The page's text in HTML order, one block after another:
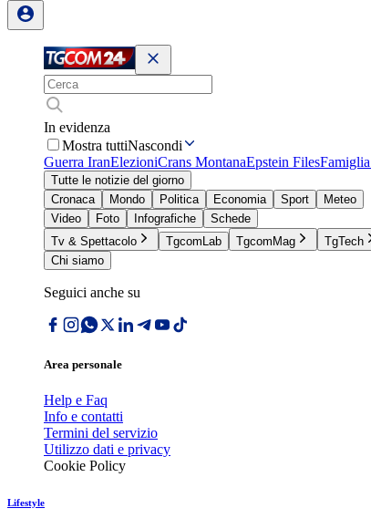
In evidenza
Mostra tuttiNascondi
Guerra IranElezioniCrans MontanaEpstein Files
Tutte le notizie del giorno
Cronaca
Mondo Politica Economia Sport
Meteo
Video
Foto Infografiche
Schede
Tv & Spettacolo
TgcomLab TgcomMag TgTech
Chi siamo
Seguici anche su
Area personale
Help e Faq
Info e contatti
Termini del servizio
Utilizzo dati e privacy
Cookie Policy
Lifestyle